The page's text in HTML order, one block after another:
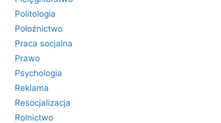
Politologia
Położnictwo
Praca socjalna
Prawo
Psychologia
Reklama
Resocjalizacja
Rolnictwo